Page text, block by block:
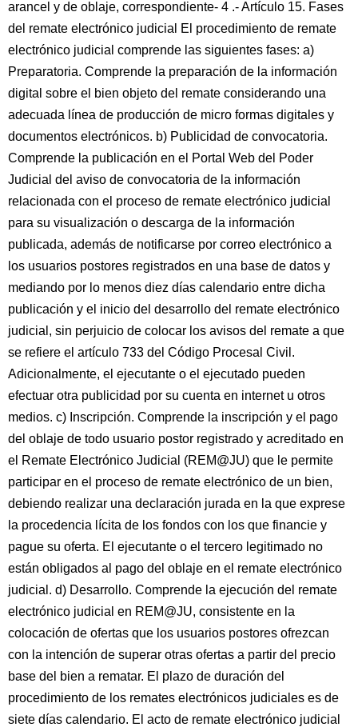
arancel y de oblaje, correspondiente- 4 .- Artículo 15. Fases
del remate electrónico judicial El procedimiento de remate
electrónico judicial comprende las siguientes fases: a)
Preparatoria. Comprende la preparación de la información
digital sobre el bien objeto del remate considerando una
adecuada línea de producción de micro formas digitales y
documentos electrónicos. b) Publicidad de convocatoria.
Comprende la publicación en el Portal Web del Poder
Judicial del aviso de convocatoria de la información
relacionada con el proceso de remate electrónico judicial
para su visualización o descarga de la información
publicada, además de notificarse por correo electrónico a
los usuarios postores registrados en una base de datos y
mediando por lo menos diez días calendario entre dicha
publicación y el inicio del desarrollo del remate electrónico
judicial, sin perjuicio de colocar los avisos del remate a que
se refiere el artículo 733 del Código Procesal Civil.
Adicionalmente, el ejecutante o el ejecutado pueden
efectuar otra publicidad por su cuenta en internet u otros
medios. c) Inscripción. Comprende la inscripción y el pago
del oblaje de todo usuario postor registrado y acreditado en
el Remate Electrónico Judicial (REM@JU) que le permite
participar en el proceso de remate electrónico de un bien,
debiendo realizar una declaración jurada en la que exprese
la procedencia lícita de los fondos con los que financie y
pague su oferta. El ejecutante o el tercero legitimado no
están obligados al pago del oblaje en el remate electrónico
judicial. d) Desarrollo. Comprende la ejecución del remate
electrónico judicial en REM@JU, consistente en la
colocación de ofertas que los usuarios postores ofrezcan
con la intención de superar otras ofertas a partir del precio
base del bien a rematar. El plazo de duración del
procedimiento de los remates electrónicos judiciales es de
siete días calendario. El acto de remate electrónico judicial